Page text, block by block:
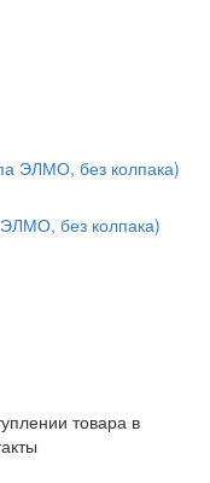
без колпака)
товара в